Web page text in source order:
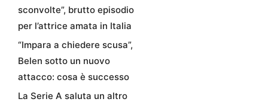
sconvolte”, brutto episodio
per l’attrice amata in Italia
“Impara a chiedere scusa”,
Belen sotto un nuovo
attacco: cosa è successo
La Serie A saluta un altro